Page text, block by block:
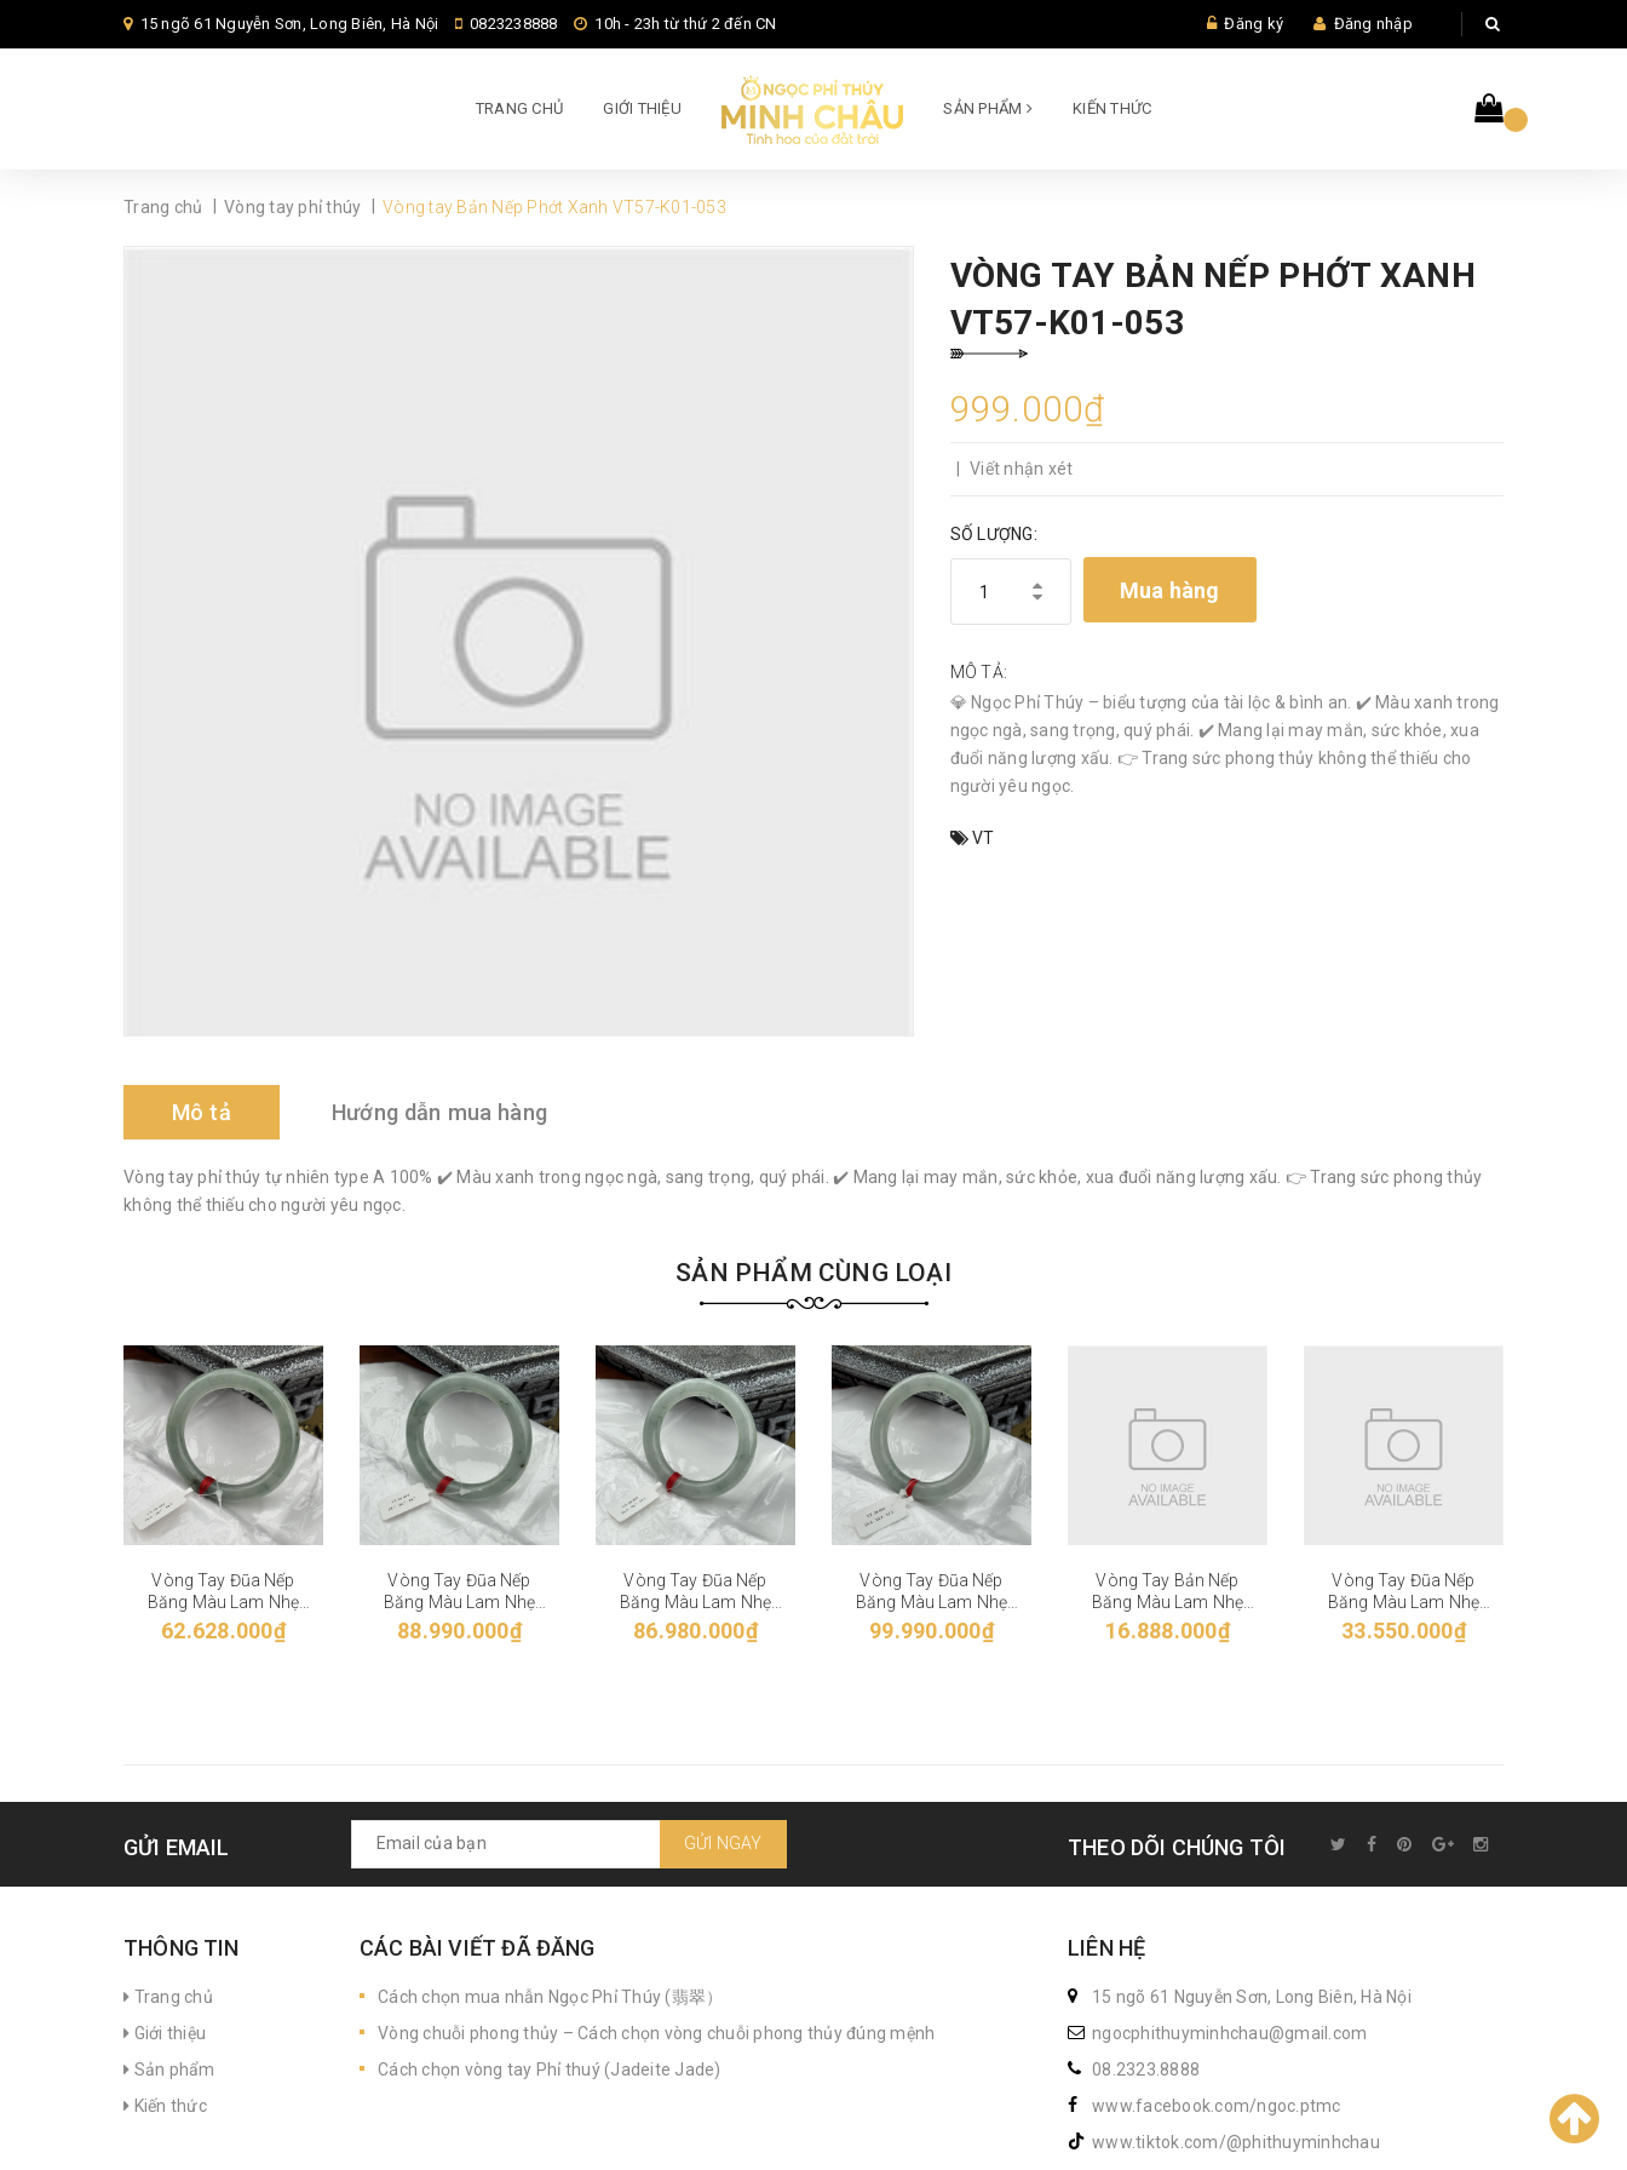
15 ngõ 61 Nguyễn Sơn, Long Biên, Hà Nội 0823238888 10h - 23h từ thứ 2 đến CN Đăng ký Đăng nhập
TRANG CHỦ GIỚI THIỆU SẢN PHẨM KIẾN THỨC
Trang chủ Vòng tay phỉ thúy Vòng tay Bản Nếp Phớt Xanh VT57-K01-053
VÒNG TAY BẢN NẾP PHỚT XANH
VT57-K01-053
999.000₫
Viết nhận xét
SỐ LƯỢNG:
Mua hàng
MÔ TẢ:
💎 Ngọc Phỉ Thúy – biểu tượng của tài lộc & bình an. ✔️ Màu xanh trong
ngọc ngà, sang trọng, quý phái. ✔️ Mang lại may mắn, sức khỏe, xua
đuổi năng lượng xấu. 👉 Trang sức phong thủy không thể thiếu cho
người yêu ngọc.
VT
Mô tả Hướng dẫn mua hàng
Vòng tay phỉ thúy tự nhiên type A 100% ✔️ Màu xanh trong ngọc ngà, sang trọng, quý phái. ✔️ Mang lại may mắn, sức khỏe, xua đuổi năng lượng xấu. 👉 Trang sức phong thủy
không thể thiếu cho người yêu ngọc.
SẢN PHẨM CÙNG LOẠI
Vòng Tay Đũa Nếp
Băng Màu Lam Nhẹ
VT-28-004
62.628.000₫
Vòng Tay Đũa Nếp
Băng Màu Lam Nhẹ
VT-28-003
88.990.000₫
Vòng Tay Đũa Nếp
Băng Màu Lam Nhẹ
VT-28-002
86.980.000₫
Vòng Tay Đũa Nếp
Băng Màu Lam Nhẹ
VT-28-001
99.990.000₫
Vòng Tay Bản Nếp
Băng Màu Lam Nhẹ
VT-27-006
16.888.000₫
Vòng Tay Đũa Nếp
Băng Màu Lam Nhẹ
VT-27-005
33.550.000₫
GỬI EMAIL GỬI NGAY THEO DÕI CHÚNG TÔI
THÔNG TIN
Trang chủ
Giới thiệu
Sản phẩm
Kiến thức
CÁC BÀI VIẾT ĐÃ ĐĂNG
Cách chọn mua nhẫn Ngọc Phỉ Thúy (翡翠）
Vòng chuỗi phong thủy – Cách chọn vòng chuỗi phong thủy đúng mệnh
Cách chọn vòng tay Phỉ thuý (Jadeite Jade)
LIÊN HỆ
15 ngõ 61 Nguyễn Sơn, Long Biên, Hà Nội
ngocphithuyminhchau@gmail.com
08.2323.8888
www.facebook.com/ngoc.ptmc
www.tiktok.com/@phithuyminhchau